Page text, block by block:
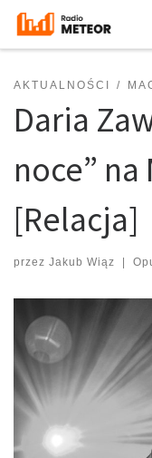
Przejdź do treści
AKTUALNOŚCI
Daria
noce” na
[Relacja]
przez Jakub Wiąz